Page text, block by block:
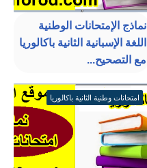
نماذج الإمتحانات الوطنية
اللغة الإسبانية الثانية باكالوريا
مع التصحيح...
امتحانات وطنية الثانية باكالوريا